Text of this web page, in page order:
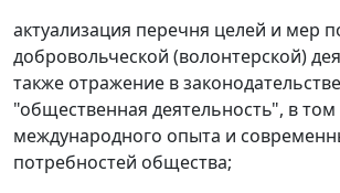
актуализация перечня целей и мер
добровольческой (волонтерской)
также отражение в
"общественная деятельность", в том
международного опыта и
потребностей общества;